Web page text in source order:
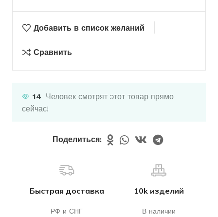
Добавить в список желаний
Сравнить
14 Человек смотрят этот товар прямо
сейчас!
Поделиться:
Быстрая доставка
РФ и СНГ
10k изделий
В наличии